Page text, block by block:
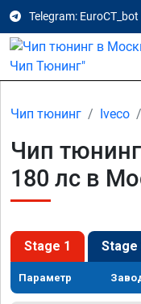
Telegram: EuroCT_bot
Чип тюнинг Iveco
Чип
180 лс в
Stage 1 Stage
Параметр